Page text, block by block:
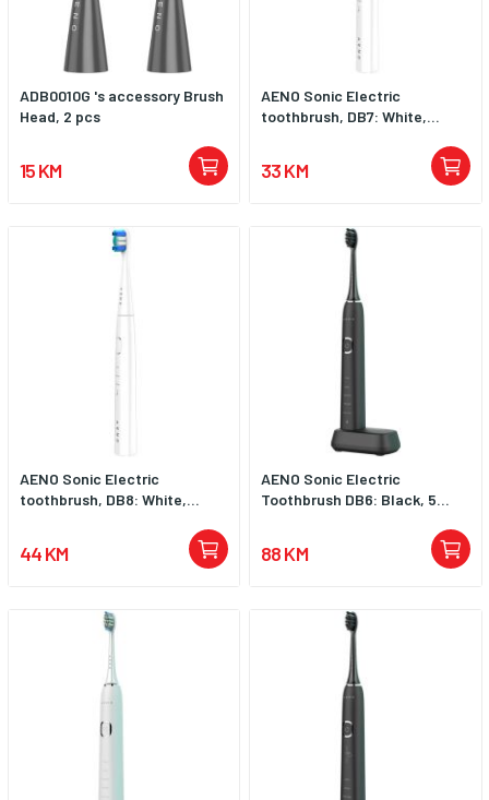
ADB0010G 's accessory Brush
Head, 2 pcs
15 KM
AENO Sonic Electric
toothbrush, DB7: White,...
33 KM
AENO Sonic Electric
toothbrush, DB8: White,...
44 KM
AENO Sonic Electric
Toothbrush DB6: Black, 5...
88 KM